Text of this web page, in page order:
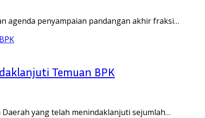
agenda penyampaian pandangan akhir fraksi…
Temuan BPK
Daerah yang telah menindaklanjuti sejumlah…